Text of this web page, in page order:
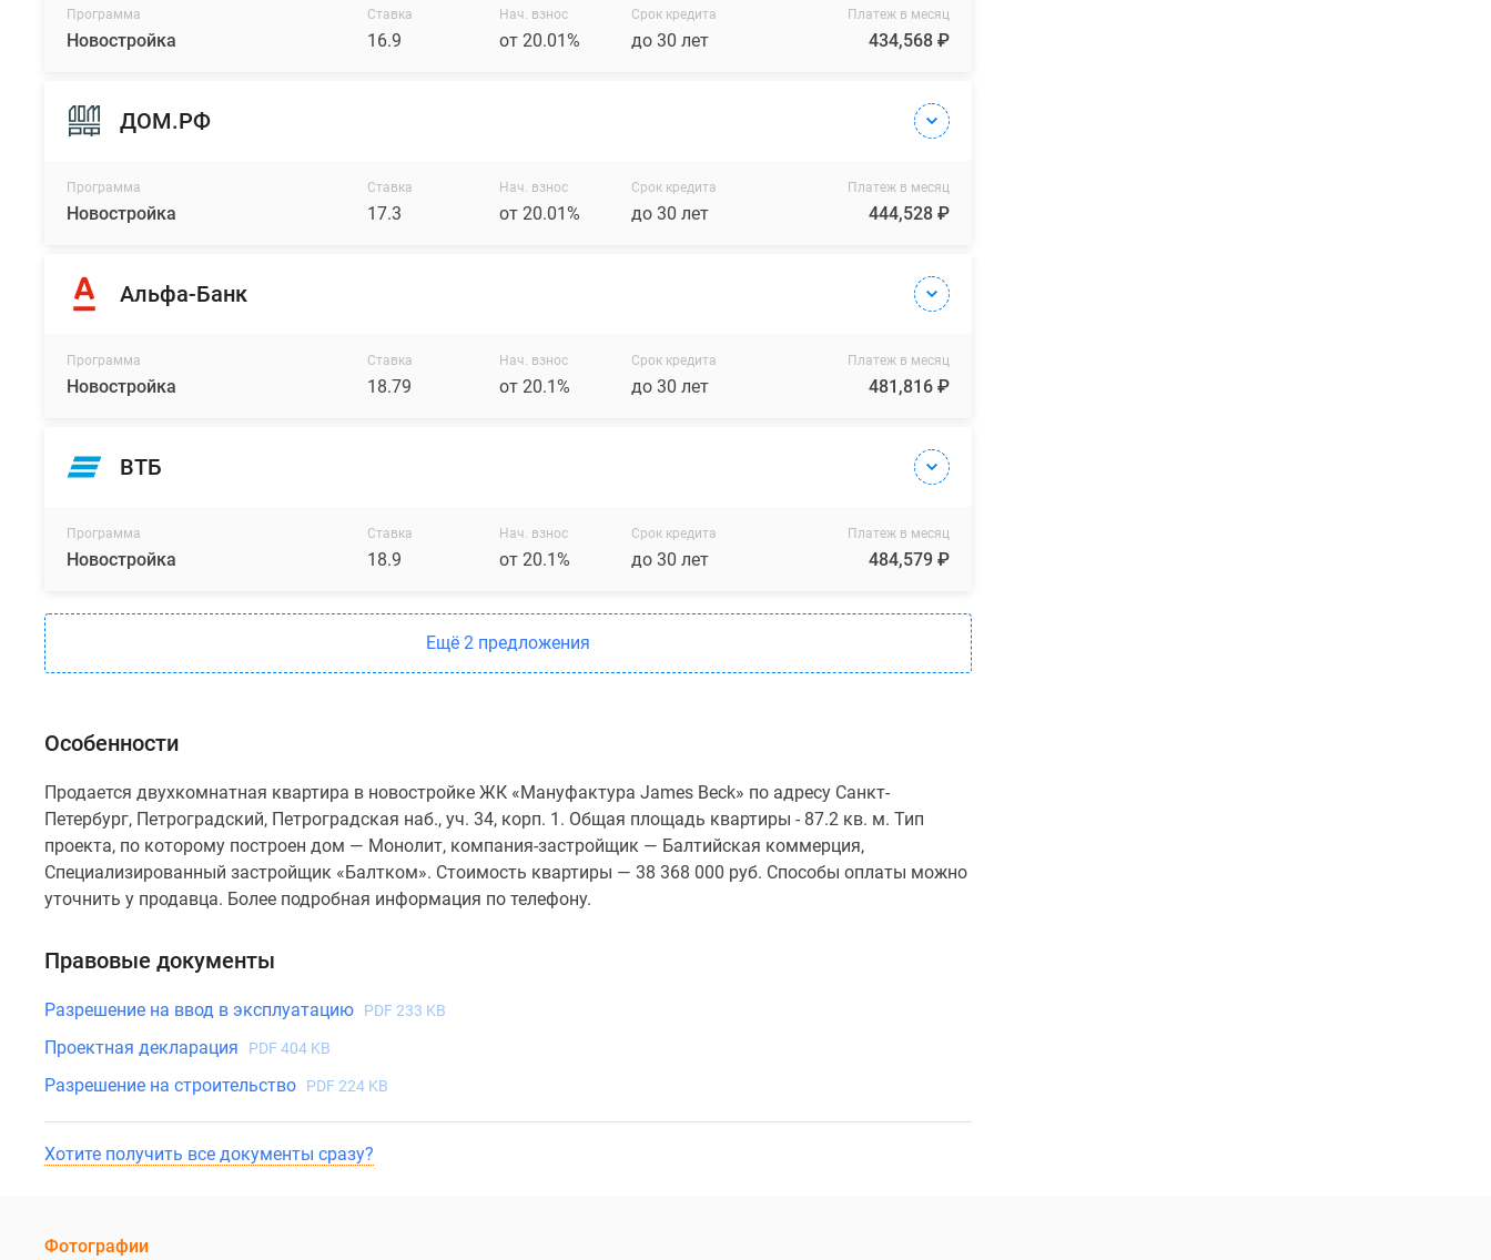
Программа
Новостройка
Ставка
16.9
Нач. взнос
от 20.01%
Срок кредита
до 30 лет
Платеж в месяц
434,568 ₽
ДОМ.РФ
Программа
Новостройка
Ставка
17.3
Нач. взнос
от 20.01%
Срок кредита
до 30 лет
Платеж в месяц
444,528 ₽
Альфа-Банк
Программа
Новостройка
Ставка
18.79
Нач. взнос
от 20.1%
Срок кредита
до 30 лет
Платеж в месяц
481,816 ₽
ВТБ
Программа
Новостройка
Ставка
18.9
Нач. взнос
от 20.1%
Срок кредита
до 30 лет
Платеж в месяц
484,579 ₽
Ещё 2 предложения
Особенности
Продается двухкомнатная квартира в новостройке ЖК «Мануфактура James Beck» по адресу Санкт-
Петербург, Петроградский, Петроградская наб., уч. 34, корп. 1. Общая площадь квартиры - 87.2 кв. м. Тип
проекта, по которому построен дом — Монолит, компания-застройщик — Балтийская коммерция,
Специализированный застройщик «Балтком». Стоимость квартиры — 38 368 000 руб. Способы оплаты можно
уточнить у продавца. Более подробная информация по телефону.
Правовые документы
Разрешение на ввод в эксплуатацию PDF 233 KB
Проектная декларация PDF 404 KB
Разрешение на строительство PDF 224 KB
Хотите получить все документы сразу?
Фотографии